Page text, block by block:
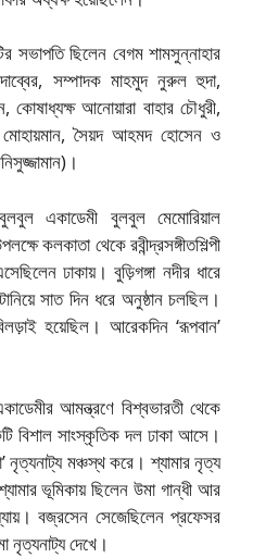
সভাপতি ছিলেন বেগম শামসুন্নাহার
সম্পাদক মাহমুদ নুরুল হুদা,
আনোয়ারা বাহার চৌধুরী,
সৈয়দ আহমদ হোসেন ও
একাডেমী বুলবুল মেমোরিয়াল
কলকাতা থেকে রবীন্দ্রসঙ্গীতশিল্পী
ঢাকায়। বুড়িগঙ্গা নদীর ধারে
সাত দিন ধরে অনুষ্ঠান চলছিল।
হয়েছিল। আরেকদিন ‘রূপবান’
আমন্ত্রণে বিশ্বভারতী থেকে
বিশাল সাংস্কৃতিক দল ঢাকা আসে।
নৃত্যনাট্য মঞ্চস্থ করে। শ্যামার নৃত্য
ভূমিকায় ছিলেন উমা গান্ধী আর
বজ্রসেন সেজেছিলেন প্রফেসর
নৃত্যনাট্য দেখে।